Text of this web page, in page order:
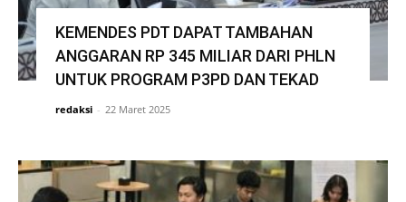
KEMENDES PDT DAPAT TAMBAHAN
ANGGARAN RP 345 MILIAR DARI PHLN
UNTUK PROGRAM P3PD DAN TEKAD
redaksi - 22 Maret 2025